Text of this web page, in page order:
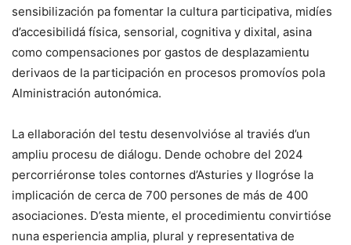
sensibilización pa fomentar la cultura participativa, midíes
d’accesibilidá física, sensorial, cognitiva y dixital, asina
como compensaciones por gastos de desplazamientu
derivaos de la participación en procesos promovíos pola
Alministración autonómica.
La ellaboración del testu desenvolvióse al traviés d’un
ampliu procesu de diálogu. Dende ochobre del 2024
percorriéronse toles contornes d’Asturies y llogróse la
implicación de cerca de 700 persones de más de 400
asociaciones. D’esta miente, el procedimientu convirtióse
nuna esperiencia amplia, plural y representativa de